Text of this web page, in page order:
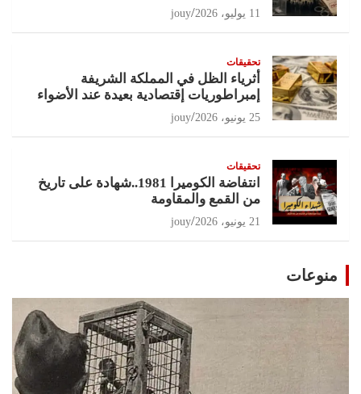
11 يوليو، 2026 jouy
تحقيقات
أثرياء الظل في المملكة الشريفة
إمبراطوريات إقتصادية بعيدة عند الأضواء
25 يونيو، 2026 jouy
تحقيقات
انتفاضة الكوميرا 1981..شهادة على تاريخ
من القمع والمقاومة
21 يونيو، 2026 jouy
منوعات